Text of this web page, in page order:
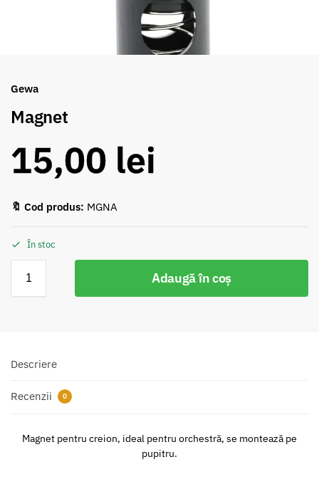
Gewa
Magnet
15,00 lei
🔖 Cod produs: MGNA
În stoc
Adaugă în coș
Descriere
Recenzii 0
Magnet pentru creion, ideal pentru orchestră, se montează pe
pupitru.